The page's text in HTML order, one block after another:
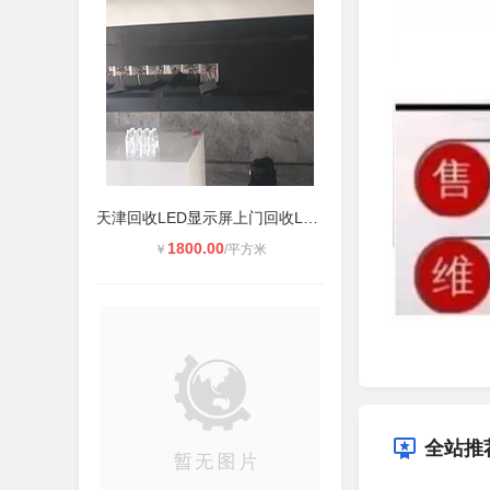
￥ 1800.00/平方米
全站推